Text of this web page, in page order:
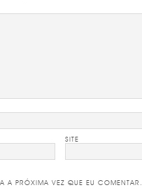
SITE
A PRÓXIMA VEZ QUE EU COMENTAR.